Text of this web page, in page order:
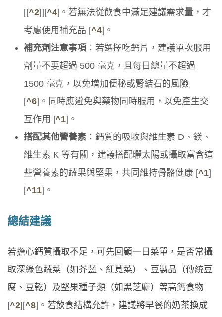
[[^2]][^4]。若無法從飲食中滿足建議需求量，才
考慮使用補充品 [^4]。
補充劑注意事項 ：若選擇吃鈣片，建議單次服用
劑量不要超過 500 毫克，且每日總量不超過
1500 毫克，以免增加便秘或腎結石的風險
[^6]。同時應避免與藥物同時服用，以免產生交
互作用 [^1]。
搭配其他營養素 ：鈣質的吸收與維生素 D、鎂、
維生素 K 等有關，建議搭配曬太陽或攝取富含這
些營養素的蔬果與堅果，共同維持骨骼健康 [^1]
[^11]。
總結建議
若擔心鈣質攝取不足，可先回顧一日菜單，是否常攝
取深綠色蔬菜（如芥藍、紅莧菜）、豆製品（傳統豆
腐、豆乾）及堅果種子類（如黑芝麻）等高鈣食物
[^2][^8]。若飲食結構允許，建議將早餐的奶茶換成